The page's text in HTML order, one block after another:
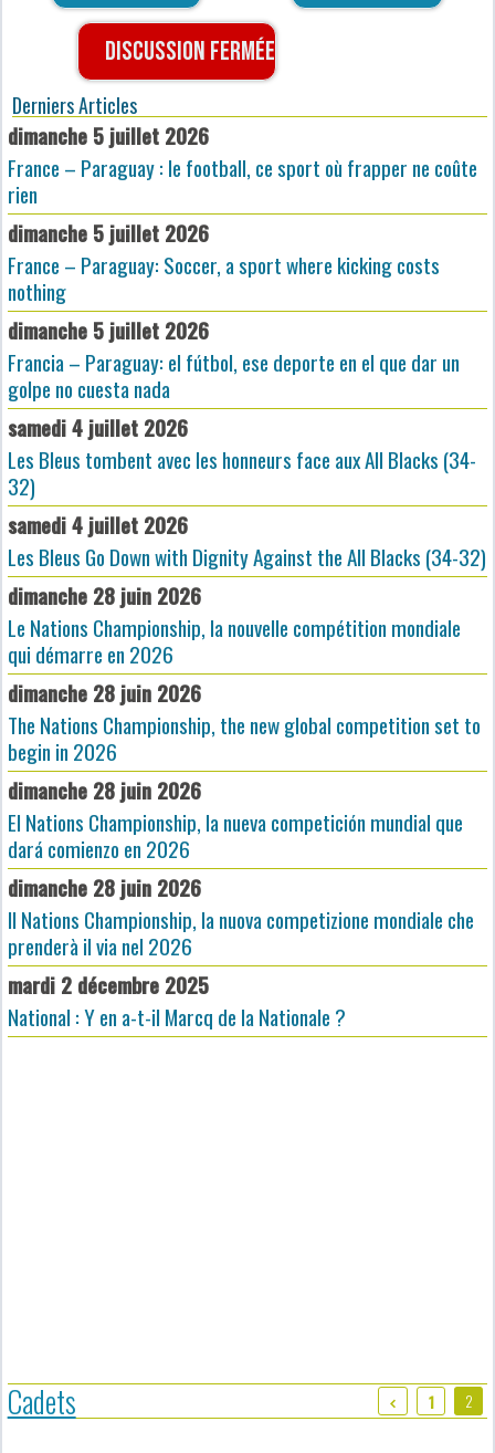
Discussion fermée
Derniers Articles
dimanche 5 juillet 2026
France – Paraguay : le football, ce sport où frapper ne coûte
rien
dimanche 5 juillet 2026
France – Paraguay: Soccer, a sport where kicking costs
nothing
dimanche 5 juillet 2026
Francia – Paraguay: el fútbol, ese deporte en el que dar un
golpe no cuesta nada
samedi 4 juillet 2026
Les Bleus tombent avec les honneurs face aux All Blacks (34-
32)
samedi 4 juillet 2026
Les Bleus Go Down with Dignity Against the All Blacks (34-32)
dimanche 28 juin 2026
Le Nations Championship, la nouvelle compétition mondiale
qui démarre en 2026
dimanche 28 juin 2026
The Nations Championship, the new global competition set to
begin in 2026
dimanche 28 juin 2026
El Nations Championship, la nueva competición mundial que
dará comienzo en 2026
dimanche 28 juin 2026
Il Nations Championship, la nuova competizione mondiale che
prenderà il via nel 2026
mardi 2 décembre 2025
National : Y en a-t-il Marcq de la Nationale ?
Cadets 1 2